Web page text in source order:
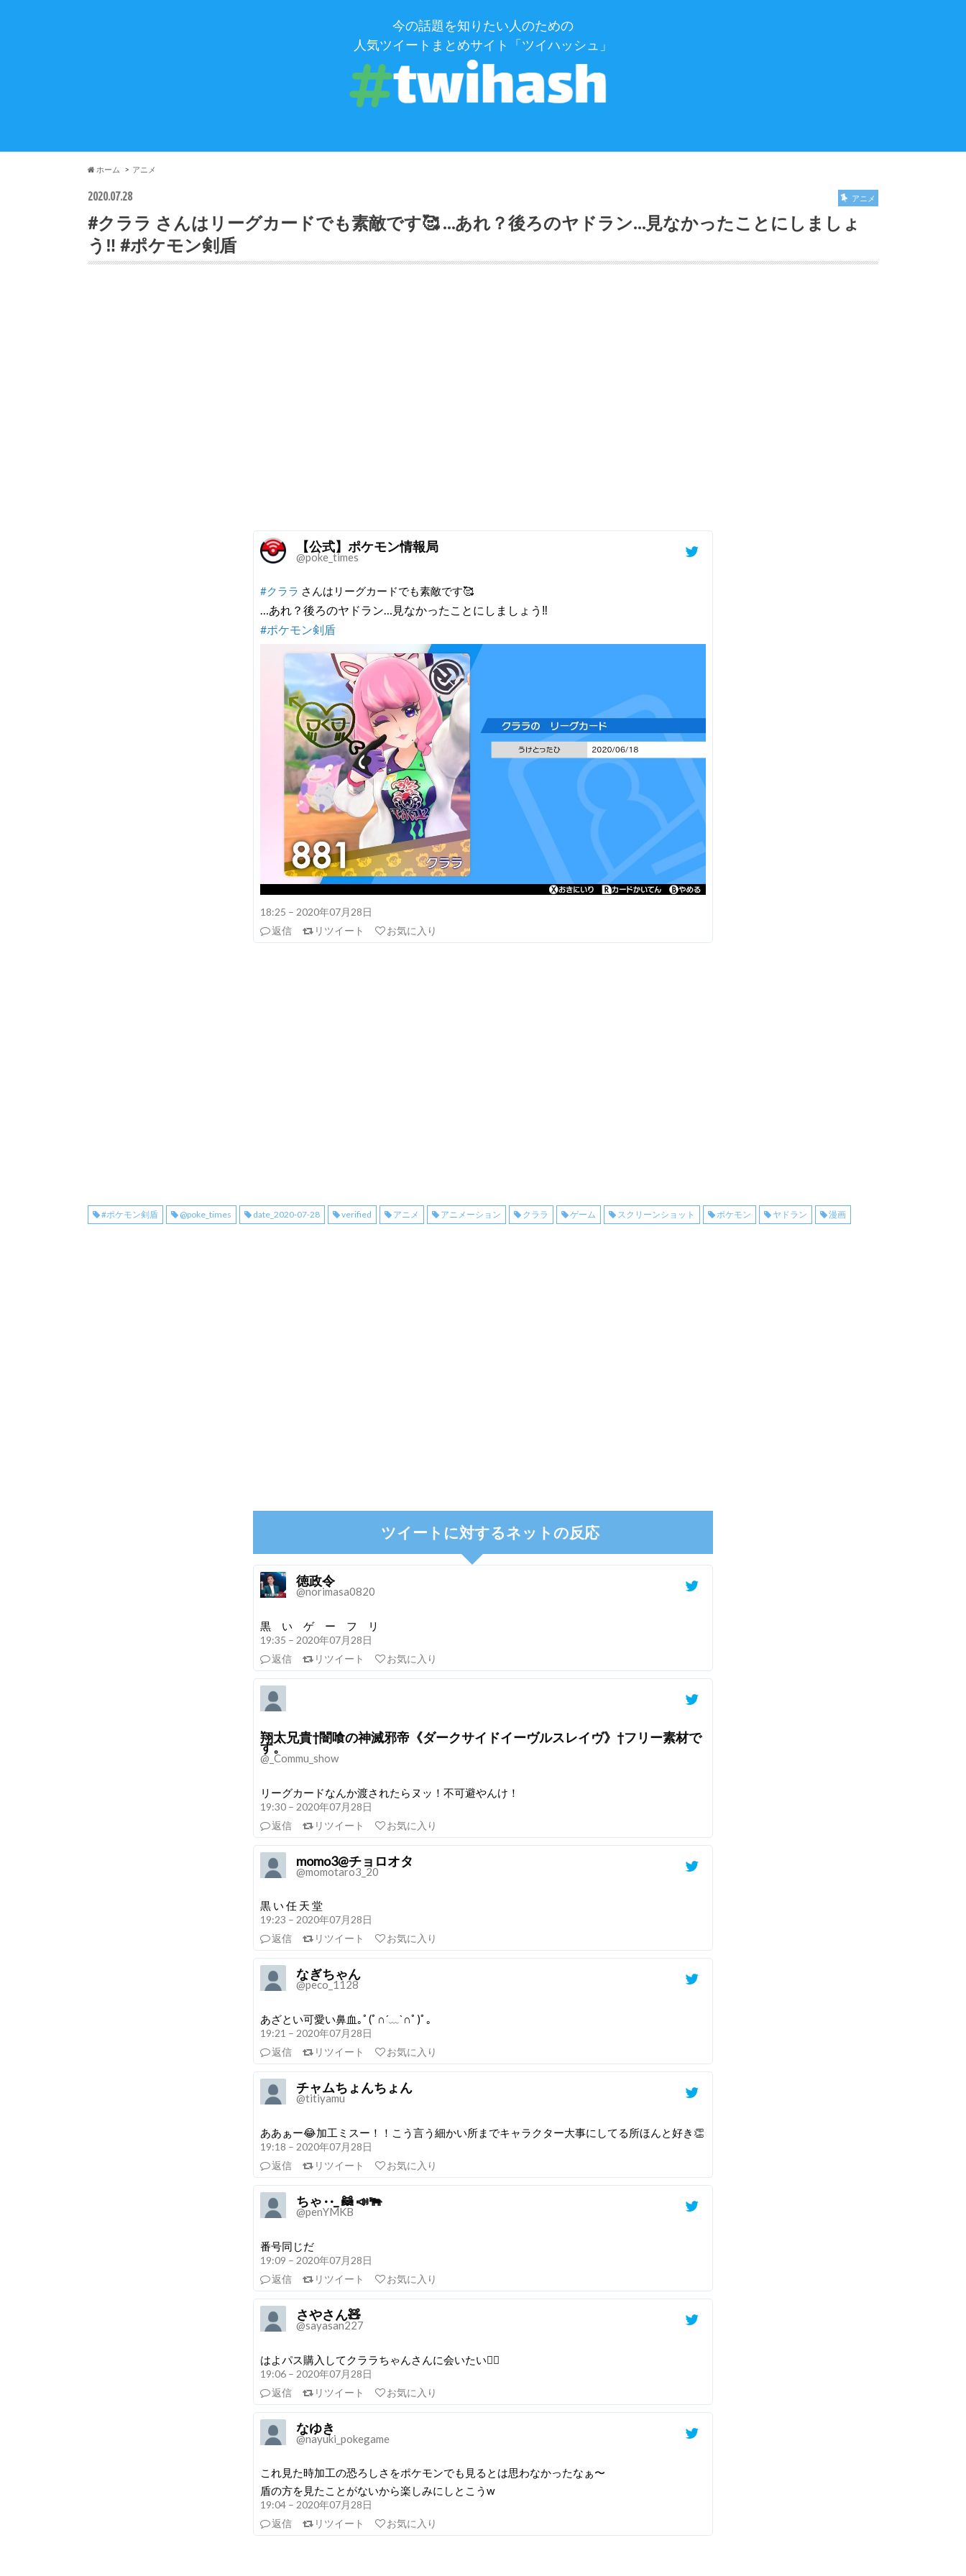
今の話題を知りたい人のための
人気ツイートまとめサイト「ツイハッシュ」
ホーム アニメ
2020.07.28 アニメ
#クララ さんはリーグカードでも素敵です🥰 …あれ？後ろのヤドラン…見なかったことにしましょ
う‼ #ポケモン剣盾
【公式】ポケモン情報局
@poke_times
#クララ さんはリーグカードでも素敵です🥰
…あれ？後ろのヤドラン…見なかったことにしましょう‼
#ポケモン剣盾
18:25 – 2020年07月28日
返信
リツイート お気に入り
#ポケモン剣盾 @poke_times date_2020-07-28 verified アニメ アニメーション クララ ゲーム スクリーンショット ポケモン ヤドラン 漫画
ツイートに対するネットの反応
徳政令
@norimasa0820
黒 い ゲ ー フ リ
19:35 – 2020年07月28日
返信
リツイート お気に入り
翔太兄貴†闇喰の神滅邪帝《ダークサイドイーヴルスレイヴ》†フリー素材で
す。
@_Commu_show
リーグカードなんか渡されたらヌッ！不可避やんけ！
19:30 – 2020年07月28日
返信
リツイート お気に入り
momo3@チョロオタ
@momotaro3_20
黒 い 任 天 堂
19:23 – 2020年07月28日
返信
リツイート お気に入り
なぎちゃん
@peco_1128
あざとい可愛い鼻血｡ﾟ(ﾟ∩´﹏`∩ﾟ)ﾟ｡
19:21 – 2020年07月28日
返信
リツイート お気に入り
チャムちょんちょん
@titiyamu
ああぁー😂加工ミスー！！こう言う細かい所までキャラクター大事にしてる所ほんと好き👏
19:18 – 2020年07月28日
返信
リツイート お気に入り
ちゃ · ·_ 🦝 📣🐃
@penYMKB
番号同じだ
19:09 – 2020年07月28日
返信
リツイート お気に入り
さやさん🧸
@sayasan227
はよパス購入してクララちゃんさんに会いたい🤦‍♀️
19:06 – 2020年07月28日
返信
リツイート お気に入り
なゆき
@nayuki_pokegame
これ見た時加工の恐ろしさをポケモンでも見るとは思わなかったなぁ〜
盾の方を見たことがないから楽しみにしとこうw
19:04 – 2020年07月28日
返信
リツイート お気に入り